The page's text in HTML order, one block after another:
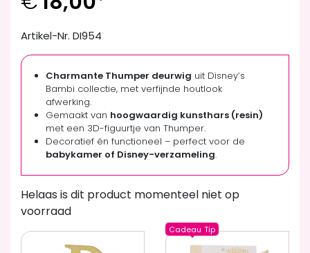
Artikel-Nr. DI954
Charmante Thumper deurwig uit Disney’s
Bambi collectie, met verfijnde houtlook
afwerking.
Gemaakt van hoogwaardig kunsthars (resin)
met een 3D-figuurtje van Thumper.
Decoratief én functioneel – perfect voor de
babykamer of Disney-verzameling.
Helaas is dit product momenteel niet op
voorraad
Cadeau Tip